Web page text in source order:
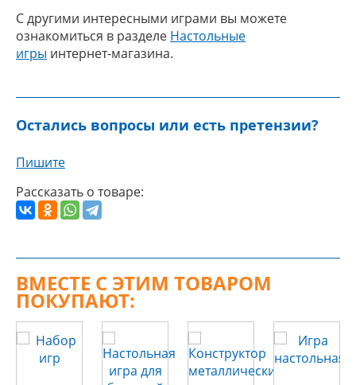
С другими интересными играми вы можете
ознакомиться в разделе Настольные
игры интернет-магазина.
Остались вопросы или есть претензии?
Пишите
Рассказать о товаре:
ВМЕСТЕ С ЭТИМ ТОВАРОМ
ПОКУПАЮТ: